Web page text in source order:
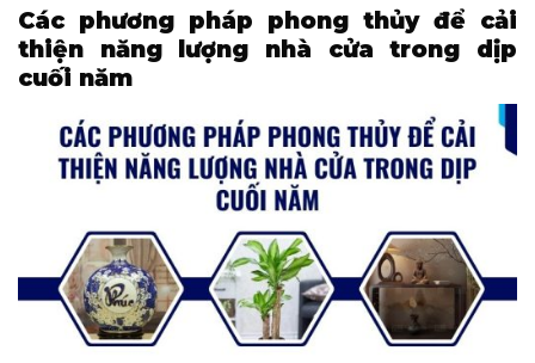
Các phương pháp phong thủy để cải
thiện năng lượng nhà cửa trong dịp
cuối năm